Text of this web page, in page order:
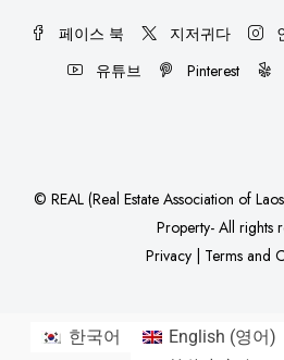
페이스 북 지저귀다
유튜브
Pinterest
© REAL (Real Estate Association of
Property- All rights
Privacy| Terms and
한국어 English (영어)